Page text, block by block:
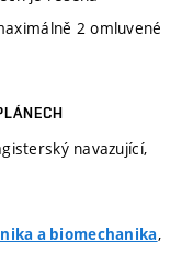
2 omluvené
navazující,
a biomechanika,